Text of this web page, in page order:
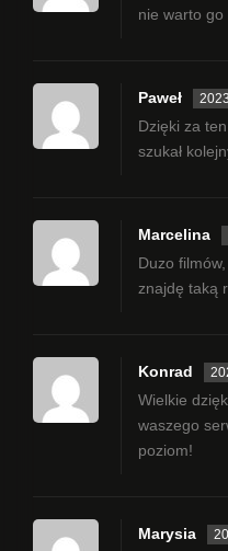
nie warto go
Paweł
Dzięki za
szukał
Marcelina
Duzo
znajdę taką
Konrad
Wielkie
waszego
poziom!
Marysia